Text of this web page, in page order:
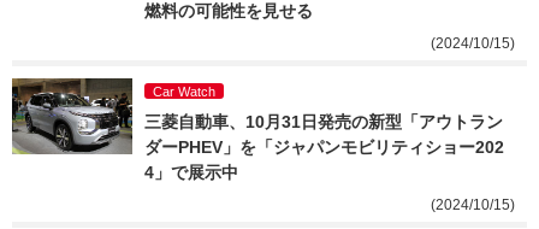
燃料の可能性を見せる
(2024/10/15)
Car Watch
三菱自動車、10月31日発売の新型「アウトラン
ダーPHEV」を「ジャパンモビリティショー202
4」で展示中
(2024/10/15)